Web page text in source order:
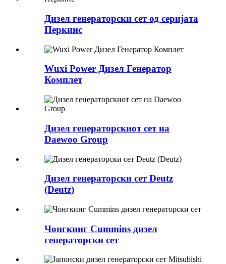
Дизел генераторски сет од серијата
Перкинс
Wuxi Power Дизел Генератор
Комплет
Дизел генераторскиот сет на
Daewoo Group
Дизел генераторски сет Deutz
(Deutz)
Чонгкинг Cummins дизел
генераторски сет